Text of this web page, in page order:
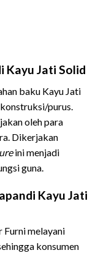
Kayu Jati Solid
baku Kayu Jati
purus.
oleh para
Dikerjakan
ini menjadi
guna.
Kayu Jati
Furni melayani
konsumen